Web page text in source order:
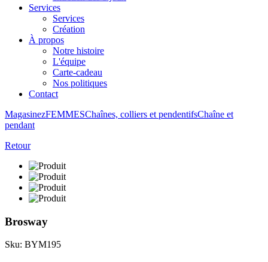
Services
Services
Création
À propos
Notre histoire
L'équipe
Carte-cadeau
Nos politiques
Contact
MagasinezFEMMESChaînes, colliers et pendentifsChaîne et
pendant
Retour
Brosway
Sku: BYM195